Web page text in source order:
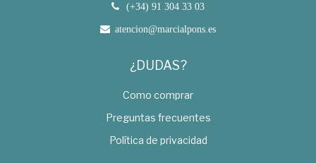
(+34) 91 304 33 03
atencion@marcialpons.es
¿DUDAS?
Como comprar
Preguntas frecuentes
Política de privacidad